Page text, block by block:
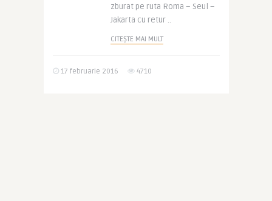
zburat pe ruta Roma – Seul –
Jakarta cu retur ..
CITEȘTE MAI MULT
17 februarie 2016 4710